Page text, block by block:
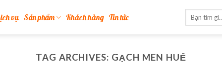
vụ Sản phẩm Khách hàng Tin tức
TAG ARCHIVES: GẠCH MEN HUẾ